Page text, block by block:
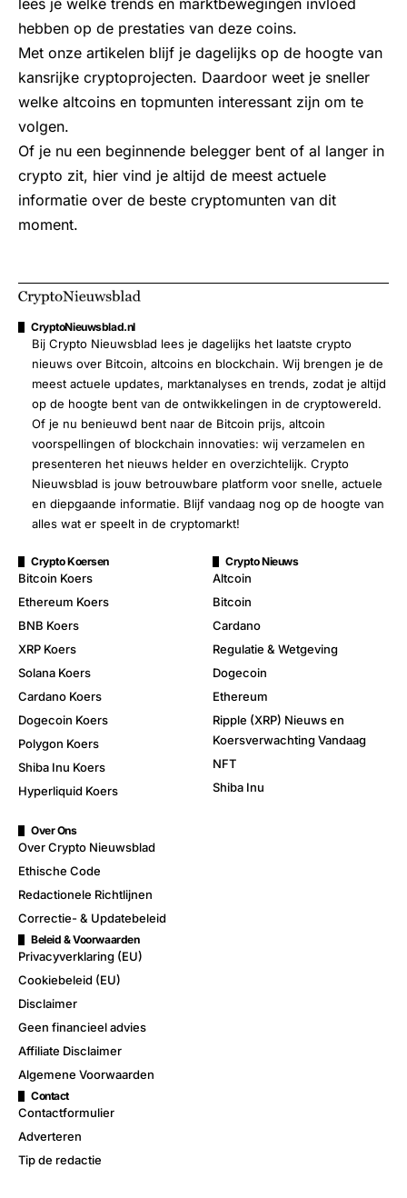
lees je welke trends en marktbewegingen invloed
hebben op de prestaties van deze coins.
Met onze artikelen blijf je dagelijks op de hoogte van
kansrijke cryptoprojecten. Daardoor weet je sneller
welke altcoins en topmunten interessant zijn om te
volgen.
Of je nu een beginnende belegger bent of al langer in
crypto zit, hier vind je altijd de meest actuele
informatie over de beste cryptomunten van dit
moment.
CryptoNieuwsblad.nl
Bij Crypto Nieuwsblad lees je dagelijks het laatste crypto
nieuws over Bitcoin, altcoins en blockchain. Wij brengen je de
meest actuele updates, marktanalyses en trends, zodat je altijd
op de hoogte bent van de ontwikkelingen in de cryptowereld.
Of je nu benieuwd bent naar de Bitcoin prijs, altcoin
voorspellingen of blockchain innovaties: wij verzamelen en
presenteren het nieuws helder en overzichtelijk. Crypto
Nieuwsblad is jouw betrouwbare platform voor snelle, actuele
en diepgaande informatie. Blijf vandaag nog op de hoogte van
alles wat er speelt in de cryptomarkt!
Crypto Koersen
Bitcoin Koers
Ethereum Koers
BNB Koers
XRP Koers
Solana Koers
Cardano Koers
Dogecoin Koers
Polygon Koers
Shiba Inu Koers
Hyperliquid Koers
Crypto Nieuws
Altcoin
Bitcoin
Cardano
Regulatie & Wetgeving
Dogecoin
Ethereum
Ripple (XRP) Nieuws en
Koersverwachting Vandaag
NFT
Shiba Inu
Over Ons
Over Crypto Nieuwsblad
Ethische Code
Redactionele Richtlijnen
Correctie- & Updatebeleid
Beleid & Voorwaarden
Privacyverklaring (EU)
Cookiebeleid (EU)
Disclaimer
Geen financieel advies
Affiliate Disclaimer
Algemene Voorwaarden
Contact
Contactformulier
Adverteren
Tip de redactie